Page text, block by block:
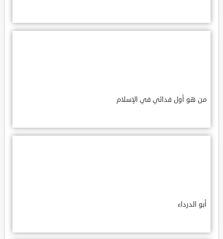
من هو أول فدائي في الإسلام
أبو الدرداء